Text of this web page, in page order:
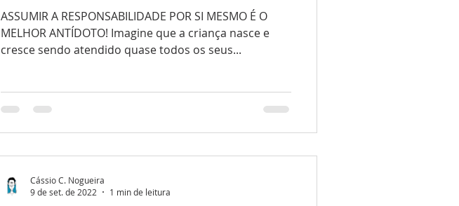
ASSUMIR A RESPONSABILIDADE POR SI MESMO É O
MELHOR ANTÍDOTO! Imagine que a criança nasce e
cresce sendo atendido quase todos os seus...
Cássio C. Nogueira
9 de set. de 2022
1 min de leitura